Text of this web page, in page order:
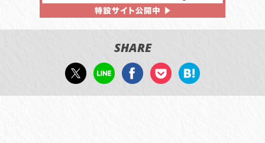
SHARE